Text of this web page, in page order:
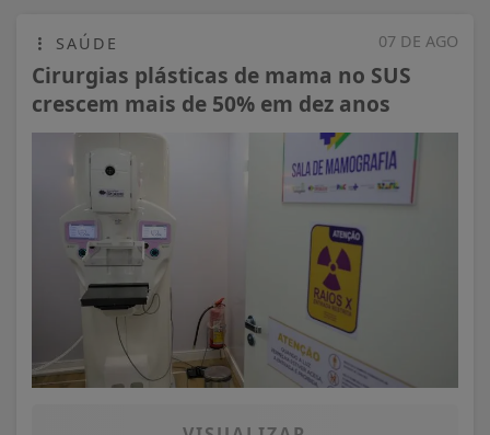
07 DE AGO
SAÚDE
Cirurgias plásticas de mama no SUS
crescem mais de 50% em dez anos